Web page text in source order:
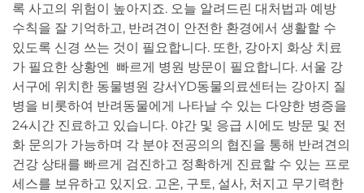
록 사고의 위험이 높아지죠. 오늘 알려드린 대처법과 예방
수칙을 잘 기억하고, 반려견이 안전한 환경에서 생활할 수
있도록 신경 쓰는 것이 필요합니다. 또한, 강아지 화상 치료
가 필요한 상황엔 빠르게 병원 방문이 필요합니다. 서울 강
서구에 위치한 동물병원 강서YD동물의료센터는 강아지 질
병을 비롯하여 반려동물에게 나타날 수 있는 다양한 병증을
24시간 진료하고 있습니다. 야간 및 응급 시에도 방문 및 전
화 문의가 가능하며 각 분야 전공의의 협진을 통해 반려견의
건강 상태를 빠르게 검진하고 정확하게 진료할 수 있는 프로
세스를 보유하고 있지요. 고온, 구토, 설사, 처지고 무기력한